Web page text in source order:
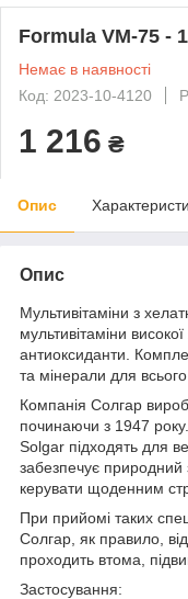
Formula VM-75 -
Немає в наявності
Код: 2023-10-4120
1 216 ₴
Опис
Опис
Мультивітаміни з
мультивітаміни високої
антиоксиданти.
та мінерали для всього
Компанія Солгар
починаючи з 1947
Solgar підходять для
забезпечує природний
керувати щоденним
При прийомі таких
Солгар, як правило,
проходить втома,
Застосування: